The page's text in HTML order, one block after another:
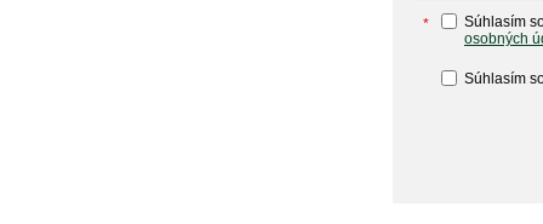
*
Súhlasím
osobných
Súhlasím